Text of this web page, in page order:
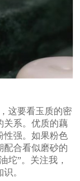
这要看玉质的密
关系。优质的藕
性强。如果粉色
配合看似磨砂的
坨”。关注我，
。